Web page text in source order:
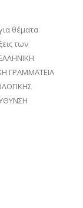
θέματα
των
ΓΡΑΜΜΑΤΕΙΑ